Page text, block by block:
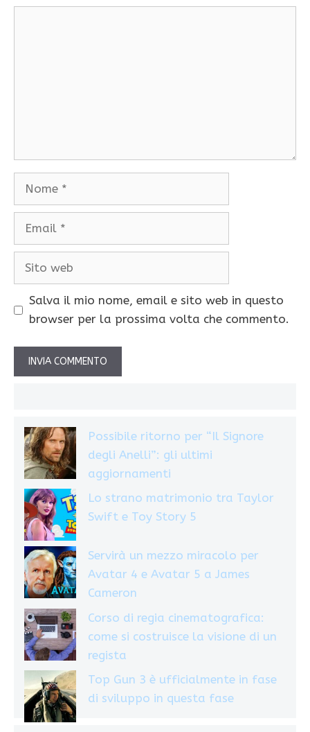
Nome
Email
Sito
Salva il mio nome, email e sito web in questo
browser per la prossima volta che commento.
Possibile ritorno per “Il Signore
degli Anelli”: gli ultimi
aggiornamenti
Lo strano matrimonio tra Taylor
Swift e Toy Story 5
Servirà un mezzo miracolo per
Avatar 4 e Avatar 5 a James
Cameron
Corso di regia cinematografica:
come si costruisce la visione di un
regista
Top Gun 3 è ufficialmente in fase
di sviluppo in questa fase